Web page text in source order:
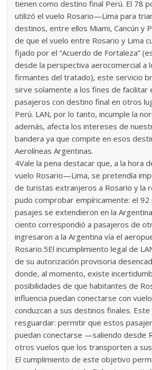
tienen como destino final Perú. El 78
utilizó el vuelo Rosario—Lima para
destinos, entre ellos Miami, Cancún y
de que el vuelo entre Rosario y Lima
fijado por el “Acuerdo de Fortaleza”
desde la perspectiva aerocomercial a
firmantes del tratado), este servicio
sirve solamente a los fines de facilitar
pasajeros con destino final en otros
Perú. LAN, por lo tanto, incumple la
además, afecta los intereses de
bandera ya que compite en esos
Aerolíneas Argentinas.
4Vale la pena destacar que, a la hora
vuelo Rosario—Lima, se pretendía
de turistas extranjeros a Rosario y la
pudo comprobar empíricamente: el
pasajes se extendieron en la
ciento correspondió a pasajeros de
ingresaron a la Argentina vía el
Rosario.5El incumplimiento legal de
de su autorización provisoria
donde, al momento, existe
posibilidades de que habitantes de
influencia puedan conectarse con
conduzcan a sus destinos finales.
resguardar: permitir que estos
puedan conectarse —saliendo desde
otros vuelos que los transporten a
El cumplimiento de este objetivo